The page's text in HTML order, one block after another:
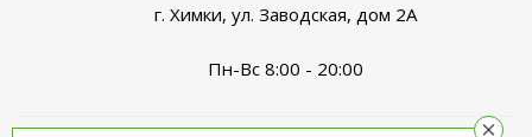
г. Химки, ул. Заводская, дом 2А
Пн-Вс 8:00 - 20:00